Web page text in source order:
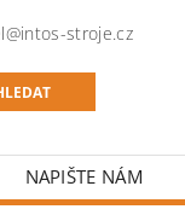
stroje.cz
NAPIŠTE NÁM